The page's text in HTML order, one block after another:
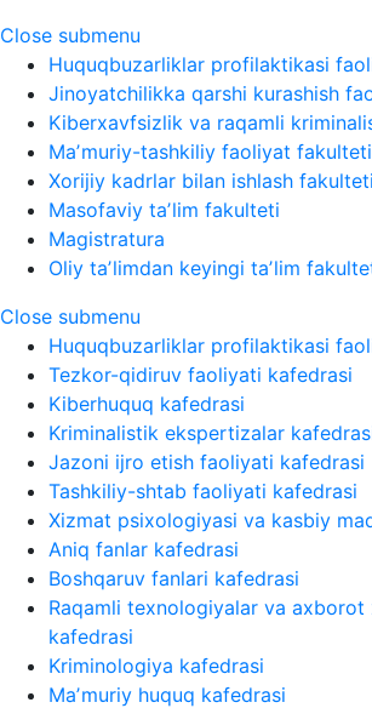
Close submenu
Huquqbuzarliklar profilaktikasi
Jinoyatchilikka qarshi kurashish
Kiberxavfsizlik va raqamli
Maʼmuriy-tashkiliy faoliyat fakulteti
Xorijiy kadrlar bilan ishlash fakulteti
Masofaviy taʼlim fakulteti
Magistratura
Oliy taʼlimdan keyingi taʼlim
Close submenu
Huquqbuzarliklar profilaktikasi
Tezkor-qidiruv faoliyati kafedrasi
Kiberhuquq kafedrasi
Kriminalistik ekspertizalar
Jazoni ijro etish faoliyati kafedrasi
Tashkiliy-shtab faoliyati kafedrasi
Xizmat psixologiyasi va kasbiy
Aniq fanlar kafedrasi
Boshqaruv fanlari kafedrasi
Raqamli texnologiyalar va
kafedrasi
Kriminologiya kafedrasi
Maʼmuriy huquq kafedrasi